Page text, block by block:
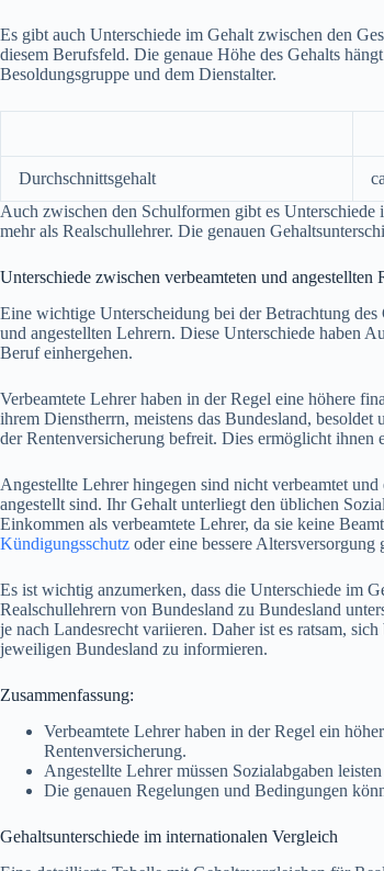
Es gibt auch Unterschiede im Gehalt zwischen den
diesem Berufsfeld. Die genaue Höhe des Gehalts
Besoldungsgruppe und dem Dienstalter.
Durchschnittsgehalt
Auch zwischen den Schulformen gibt es
mehr als Realschullehrer. Die genauen
Unterschiede zwischen verbeamteten und angestellten
Eine wichtige Unterscheidung bei der Betrachtung
und angestellten Lehrern. Diese Unterschiede haben
Beruf einhergehen.
Verbeamtete Lehrer haben in der Regel eine höhere
ihrem Dienstherrn, meistens das Bundesland,
der Rentenversicherung befreit. Dies ermöglicht
Angestellte Lehrer hingegen sind nicht verbeamtet
angestellt sind. Ihr Gehalt unterliegt den üblichen
Einkommen als verbeamtete Lehrer, da sie keine
Kündigungsschutz oder eine bessere Altersversorgung
Es ist wichtig anzumerken, dass die Unterschiede im
Realschullehrern von Bundesland zu Bundesland
je nach Landesrecht variieren. Daher ist es ratsam,
jeweiligen Bundesland zu informieren.
Zusammenfassung:
Verbeamtete Lehrer haben in der Regel ein
Rentenversicherung.
Angestellte Lehrer müssen Sozialabgaben
Die genauen Regelungen und Bedingungen
Gehaltsunterschiede im internationalen Vergleich